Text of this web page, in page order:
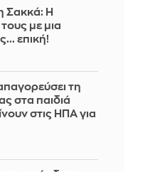
Σακκά: Η
με μια
επική!
τη
στα παιδιά
στις ΗΠΑ για